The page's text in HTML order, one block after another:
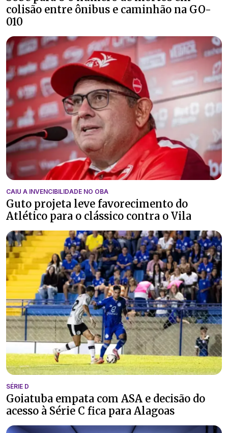
colisão entre ônibus e caminhão na GO-
010
CAIU A INVENCIBILIDADE NO OBA
Guto projeta leve favorecimento do
Atlético para o clássico contra o Vila
SÉRIE D
Goiatuba empata com ASA e decisão do
acesso à Série C fica para Alagoas